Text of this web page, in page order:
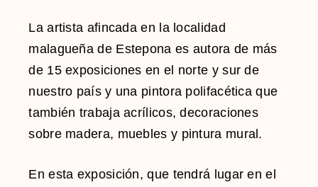
La artista afincada en la localidad
malagueña de Estepona es autora de más
de 15 exposiciones en el norte y sur de
nuestro país y una pintora polifacética que
también trabaja acrílicos, decoraciones
sobre madera, muebles y pintura mural.
En esta exposición, que tendrá lugar en el